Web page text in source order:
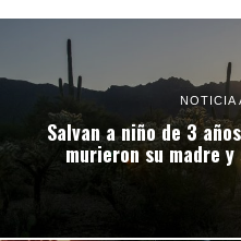
NOTICIA
Salvan a niño de 3
murieron su madre y